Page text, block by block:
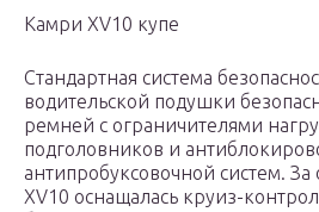
Камри XV10 купе
Стандартная система
водительской подушки
ремней с ограничителями
подголовников и
антипробуксовочной систем. За
XV10 оснащалась круиз-